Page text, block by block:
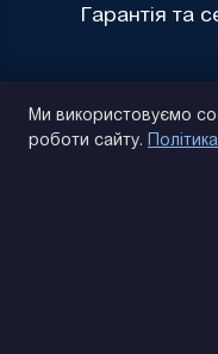
Гарантія та
Ми використовуємо
роботи сайту.